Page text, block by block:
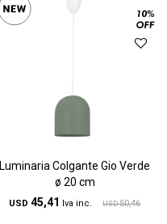
Luminaria Colgante Gio Verde
ø 20 cm
USD 45,41 USD 50,46